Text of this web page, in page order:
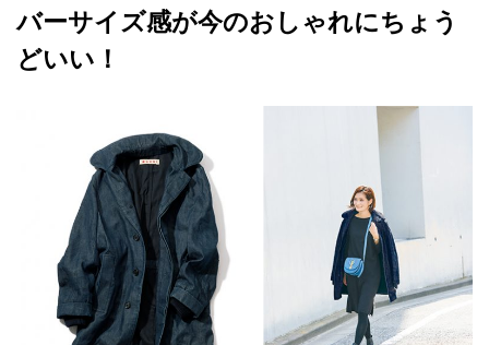
バーサイズ感が今のおしゃれにちょう
どいい！